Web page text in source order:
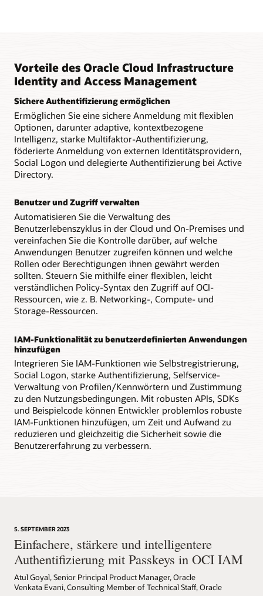
Vorteile des Oracle Cloud Infrastructure
Identity and Access Management
Sichere Authentifizierung ermöglichen
Ermöglichen Sie eine sichere Anmeldung mit flexiblen
Optionen, darunter adaptive, kontextbezogene
Intelligenz, starke Multifaktor-Authentifizierung,
föderierte Anmeldung von externen Identitätsprovidern,
Social Logon und delegierte Authentifizierung bei Active
Directory.
Benutzer und Zugriff verwalten
Automatisieren Sie die Verwaltung des
Benutzerlebenszyklus in der Cloud und On-Premises und
vereinfachen Sie die Kontrolle darüber, auf welche
Anwendungen Benutzer zugreifen können und welche
Rollen oder Berechtigungen ihnen gewährt werden
sollten. Steuern Sie mithilfe einer flexiblen, leicht
verständlichen Policy-Syntax den Zugriff auf OCI-
Ressourcen, wie z. B. Networking-, Compute- und
Storage-Ressourcen.
IAM-Funktionalität zu benutzerdefinierten Anwendungen
hinzufügen
Integrieren Sie IAM-Funktionen wie Selbstregistrierung,
Social Logon, starke Authentifizierung, Selfservice-
Verwaltung von Profilen/Kennwörtern und Zustimmung
zu den Nutzungsbedingungen. Mit robusten APIs, SDKs
und Beispielcode können Entwickler problemlos robuste
IAM-Funktionen hinzufügen, um Zeit und Aufwand zu
reduzieren und gleichzeitig die Sicherheit sowie die
Benutzererfahrung zu verbessern.
5. SEPTEMBER 2023
Einfachere, stärkere und intelligentere
Authentifizierung mit Passkeys in OCI IAM
Atul Goyal, Senior Principal Product Manager, Oracle
Venkata Evani, Consulting Member of Technical Staff, Oracle